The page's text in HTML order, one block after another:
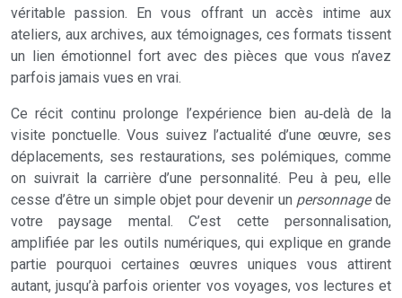
véritable passion. En vous offrant un accès intime aux
ateliers, aux archives, aux témoignages, ces formats tissent
un lien émotionnel fort avec des pièces que vous n’avez
parfois jamais vues en vrai.
Ce récit continu prolonge l’expérience bien au‑delà de la
visite ponctuelle. Vous suivez l’actualité d’une œuvre, ses
déplacements, ses restaurations, ses polémiques, comme
on suivrait la carrière d’une personnalité. Peu à peu, elle
cesse d’être un simple objet pour devenir un personnagede
votre paysage mental. C’est cette personnalisation,
amplifiée par les outils numériques, qui explique en grande
partie pourquoi certaines œuvres uniques vous attirent
autant, jusqu’à parfois orienter vos voyages, vos lectures et